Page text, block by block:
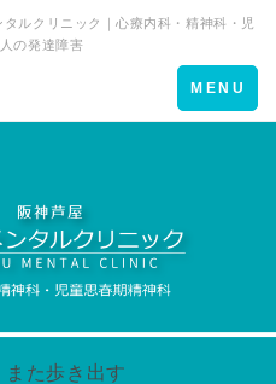
ルクリニック｜心療内科・精神科・児
の発達障害
Toggle
navigation
MENU
た歩き出す